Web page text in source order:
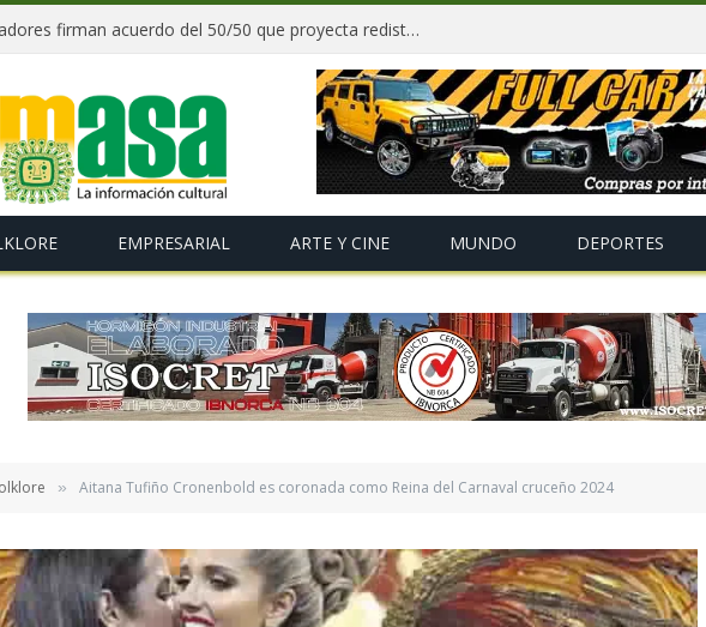
Paz y gobernadores firman acuerdo del 50/50 que proyecta redistribuir recursos y tributos desde 2027
EMPRESARIAL ARTE Y CINE MUNDO DEPORTES
» Aitana Tufiño Cronenbold es coronada como Reina del Carnaval cruceño 2024